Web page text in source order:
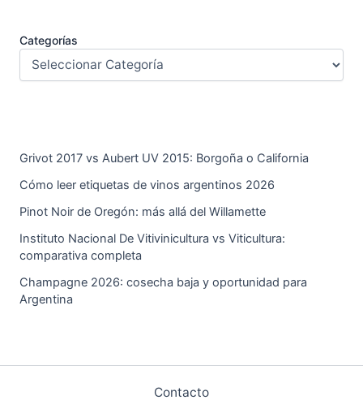
Categorías
Grivot 2017 vs Aubert UV 2015: Borgoña o California
Cómo leer etiquetas de vinos argentinos 2026
Pinot Noir de Oregón: más allá del Willamette
Instituto Nacional De Vitivinicultura vs Viticultura:
comparativa completa
Champagne 2026: cosecha baja y oportunidad para
Argentina
Contacto